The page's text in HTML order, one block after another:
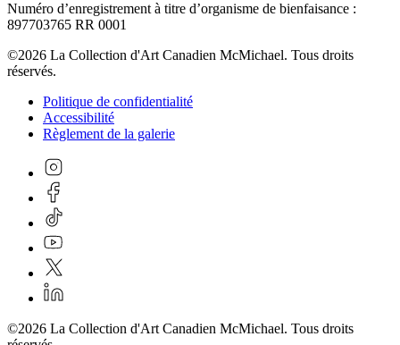
Numéro d’enregistrement à titre d’organisme de bienfaisance :
897703765 RR 0001
©2026 La Collection d'Art Canadien McMichael. Tous droits
réservés.
Politique de confidentialité
Accessibilité
Règlement de la galerie
©2026 La Collection d'Art Canadien McMichael. Tous droits